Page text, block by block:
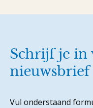
Schrijf je in
nieuwsbrief
Vul onderstaand